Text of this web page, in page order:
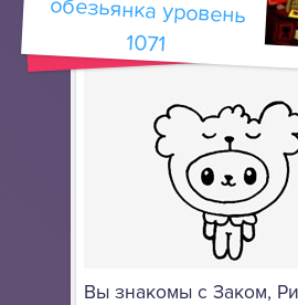
Вы знакомы с Заком,
1071